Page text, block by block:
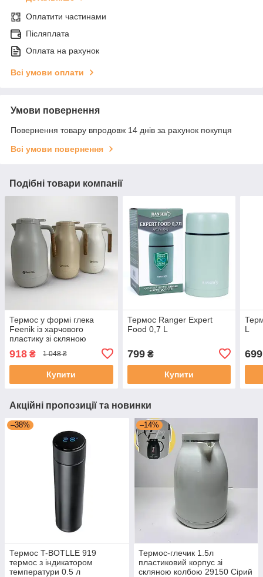
Оплатити частинами
Післяплата
Оплата на рахунок
Всі умови оплати
Умови повернення
Повернення товару впродовж 14 днів за рахунок покупця
Всі умови повернення
Подібні товари компанії
Термос у формі глека
Feenik із харчового
пластику зі скляною
Білий
918 ₴ 1 048 ₴
Купити
Термос Ranger Expert
Food 0,7 L
799₴
Купити
L
699
Акційні пропозиції та новинки
–38%
Термос T-BOTLLE 919
термос з індикатором
температури 0.5 л
–14%
Термос-глечик 1.5л
пластиковий корпус зі
скляною колбою 29150 Сірий